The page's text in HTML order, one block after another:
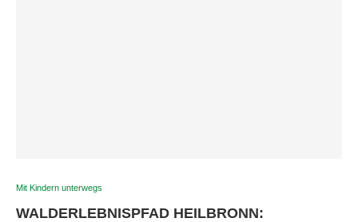
Mit Kindern unterwegs
WALDERLEBNISPFAD HEILBRONN: